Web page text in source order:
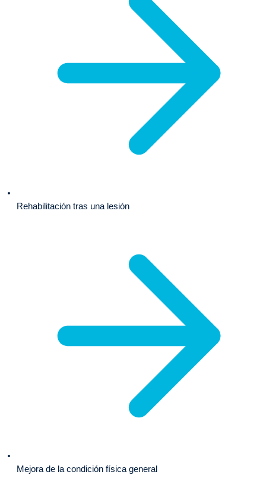
Rehabilitación tras una lesión
Mejora de la condición física general